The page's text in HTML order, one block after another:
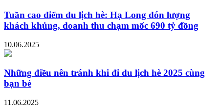
Tuần cao điểm du lịch hè: Hạ Long đón lượng
khách khủng, doanh thu chạm mốc 690 tỷ đồng
10.06.2025
Những điều nên tránh khi đi du lịch hè 2025 cùng
bạn bè
11.06.2025